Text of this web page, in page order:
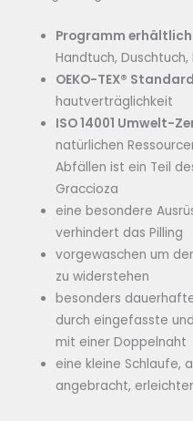
Programm erhältlich
Handtuch,
OEKO-TEX®
hautverträglichkeit
ISO 14001 Umwelt-
natürlichen
Abfällen ist ein Teil
Graccioza
eine besondere
verhindert das Pilling
vorgewaschen um
zu widerstehen
besonders
durch eingefasste
mit einer Doppelnaht
eine kleine Schlaufe,
angebracht,